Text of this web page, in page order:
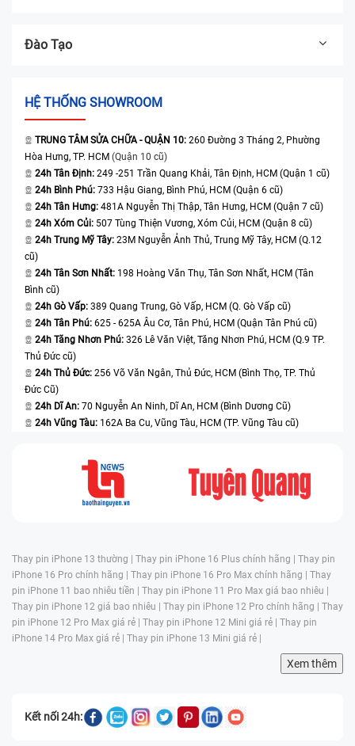
Đào Tạo
HỆ THỐNG SHOWROOM
TRUNG TÂM SỬA CHỮA - QUẬN 10: 260 Đường 3 Tháng 2, Phường
Hòa Hưng, TP. HCM (Quận 10 cũ)
24h Tân Định: 249 -251 Trần Quang Khải, Tân Định, HCM (Quận 1 cũ)
24h Bình Phú: 733 Hậu Giang, Bình Phú, HCM (Quận 6 cũ)
24h Tân Hưng: 481A Nguyễn Thị Thập, Tân Hưng, HCM (Quận 7 cũ)
24h Xóm Củi: 507 Tùng Thiện Vương, Xóm Củi, HCM (Quận 8 cũ)
24h Trung Mỹ Tây: 23M Nguyễn Ảnh Thủ, Trung Mỹ Tây, HCM (Q.12
cũ)
24h Tân Sơn Nhất: 198 Hoàng Văn Thụ, Tân Sơn Nhất, HCM (Tân
Bình cũ)
24h Gò Vấp: 389 Quang Trung, Gò Vấp, HCM (Q. Gò Vấp cũ)
24h Tân Phú: 625 - 625A Âu Cơ, Tân Phú, HCM (Quận Tân Phú cũ)
24h Tăng Nhơn Phú: 326 Lê Văn Việt, Tăng Nhơn Phú, HCM (Q.9 TP.
Thủ Đức cũ)
24h Thủ Đức: 256 Võ Văn Ngân, Thủ Đức, HCM (Bình Thọ, TP. Thủ
Đức Cũ)
24h Dĩ An: 70 Nguyễn An Ninh, Dĩ An, HCM (Bình Dương Cũ)
24h Vũng Tàu: 162A Ba Cu, Vũng Tàu, HCM (TP. Vũng Tàu cũ)
Thay pin iPhone 13 thường | Thay pin iPhone 16 Plus chính hãng | Thay pin
iPhone 16 Pro chính hãng | Thay pin iPhone 16 Pro Max chính hãng | Thay
pin iPhone 11 bao nhiêu tiền | Thay pin iPhone 11 Pro Max giá bao nhiêu |
Thay pin iPhone 12 giá bao nhiêu | Thay pin iPhone 12 Pro chính hãng | Thay
pin iPhone 12 Pro Max giá rẻ | Thay pin iPhone 12 Mini giá rẻ | Thay pin
iPhone 14 Pro Max giá rẻ | Thay pin iPhone 13 Mini giá rẻ |
Xem thêm
Kết nối 24h: